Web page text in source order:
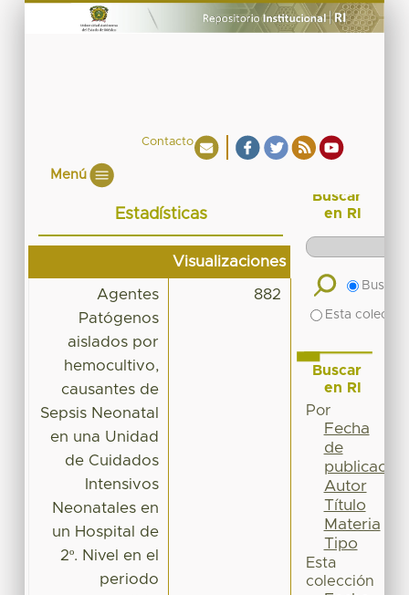
Contacto
Menú
Estadísticas
Visualizaciones
Agentes
Patógenos
aislados por
hemocultivo,
causantes de
Sepsis Neonatal
en una Unidad
de Cuidados
Intensivos
Neonatales en
un Hospital de
2º. Nivel en el
periodo
882
Buscar
en RI
Buscar
Esta
Buscar
en RI
Por
Fecha
de
publicación
Autor
Título
Materia
Tipo
Esta
colección